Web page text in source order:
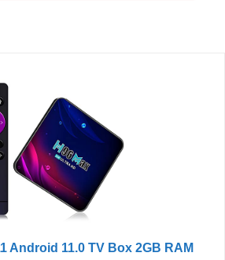
Android 11.0 TV Box 2GB RAM